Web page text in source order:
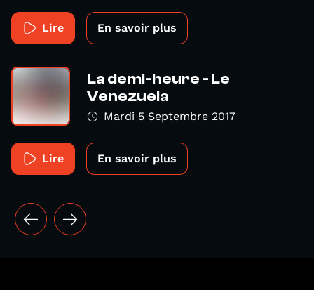
Lire En savoir plus
La demi-heure - Le
Venezuela
Mardi 5 Septembre 2017
Lire En savoir plus